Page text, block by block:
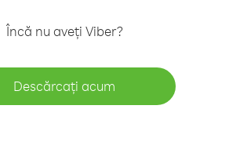
Încă nu aveți Viber?
Descărcați acum